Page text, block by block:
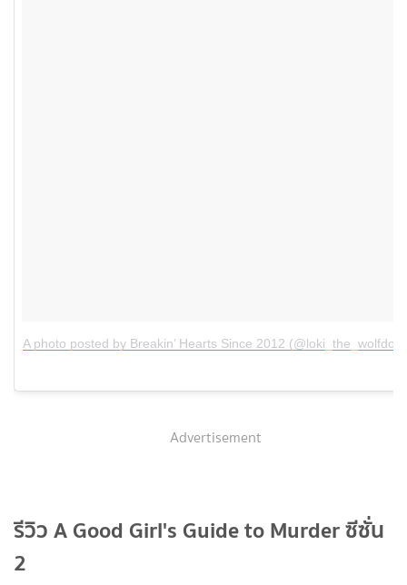
A photo posted by Breakin’ Hearts Since 2012 (@loki_the_wolfdog)
Advertisement
รีวิว A Good Girl's Guide to Murder ซีซั่น
2